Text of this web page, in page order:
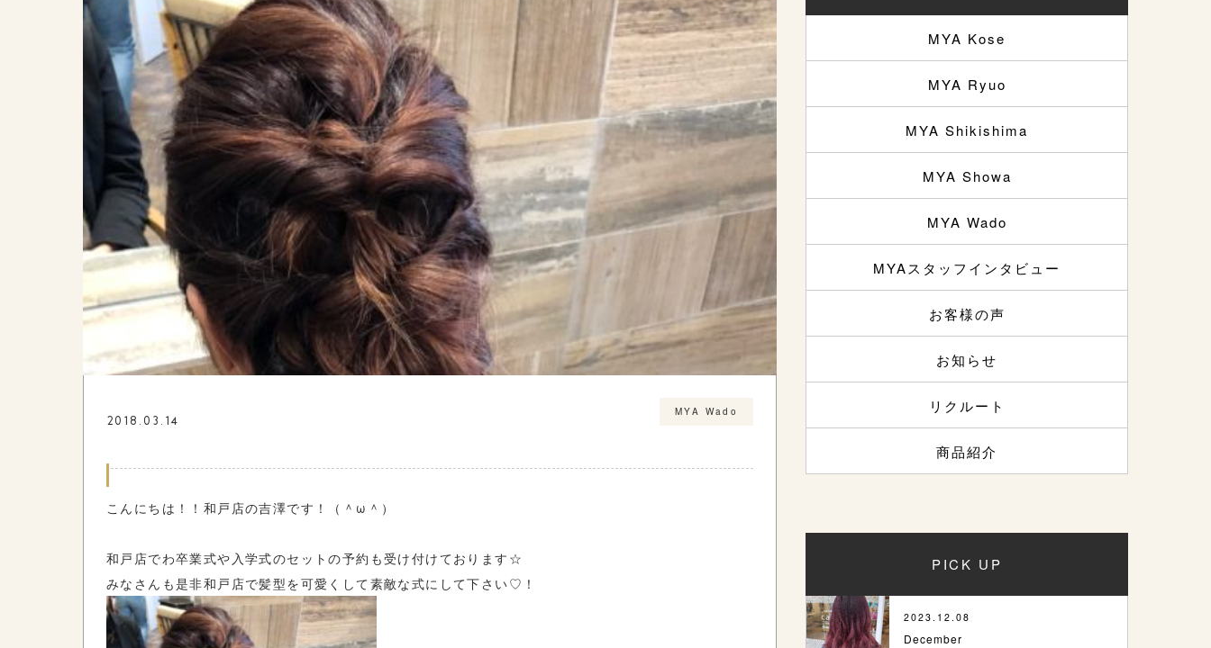
2018.03.14
MYA Wado
こんにちは！！和戸店の吉澤です！（＾ω＾）
和戸店でわ卒業式や入学式のセットの予約も受け付けております☆
みなさんも是非和戸店で髪型を可愛くして素敵な式にして下さい♡！
MYA Kose
MYA Ryuo
MYA Shikishima
MYA Showa
MYA Wado
MYAスタッフインタビュー
お客様の声
お知らせ
リクルート
商品紹介
PICK UP
2023.12.08
December